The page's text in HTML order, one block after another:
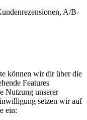
A/B-
können wir dir über die
Features
Nutzung unserer
setzen wir auf
ein: